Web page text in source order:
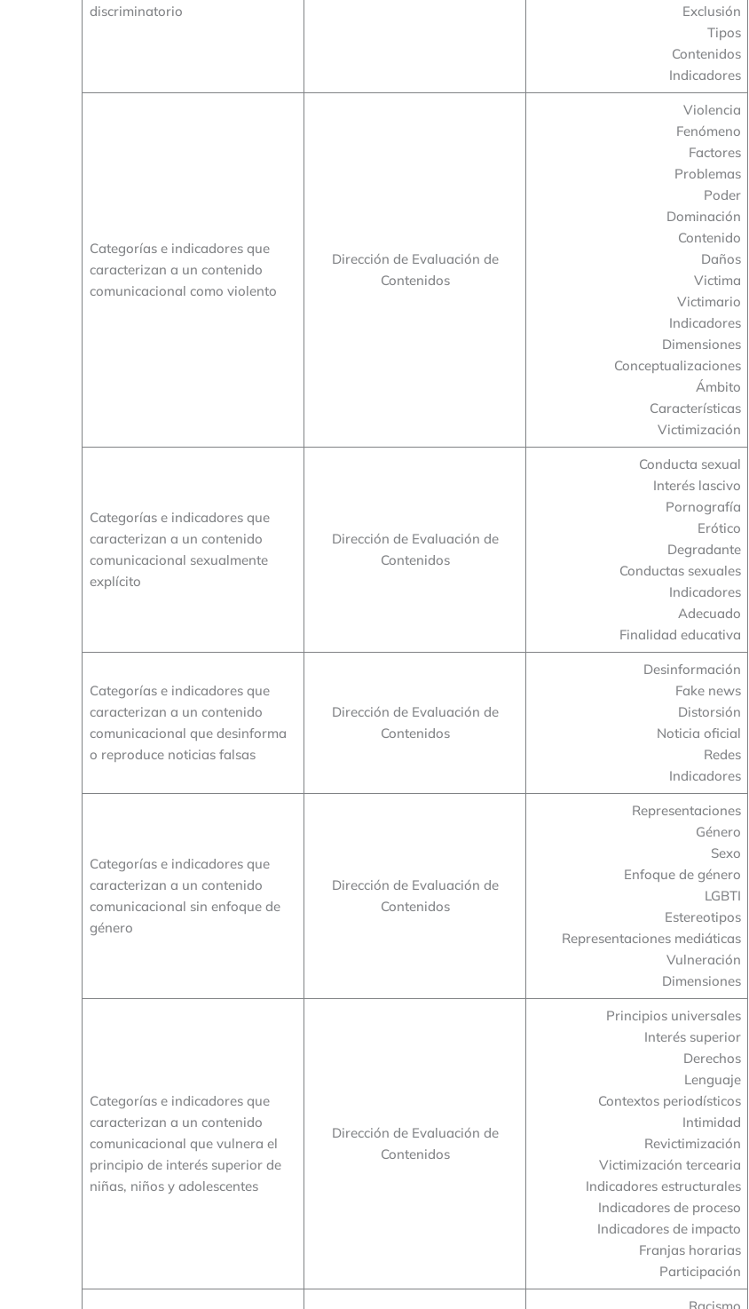
discriminatorio
Exclusión
Tipos
Contenidos
Indicadores
Categorías e indicadores que
caracterizan a un contenido
comunicacional como violento
Dirección de Evaluación de
Contenidos
Violencia
Fenómeno
Factores
Problemas
Poder
Dominación
Contenido
Daños
Victima
Victimario
Indicadores
Dimensiones
Conceptualizaciones
Ámbito
Características
Victimización
Categorías e indicadores que
caracterizan a un contenido
comunicacional sexualmente
explícito
Dirección de Evaluación de
Contenidos
Conducta sexual
Interés lascivo
Pornografía
Erótico
Degradante
Conductas sexuales
Indicadores
Adecuado
Finalidad educativa
Categorías e indicadores que
caracterizan a un contenido
comunicacional que desinforma
o reproduce noticias falsas
Dirección de Evaluación de
Contenidos
Desinformación
Fake news
Distorsión
Noticia oficial
Redes
Indicadores
Categorías e indicadores que
caracterizan a un contenido
comunicacional sin enfoque de
género
Dirección de Evaluación de
Contenidos
Representaciones
Género
Sexo
Enfoque de género
LGBTI
Estereotipos
Representaciones mediáticas
Vulneración
Dimensiones
Categorías e indicadores que
caracterizan a un contenido
comunicacional que vulnera el
principio de interés superior de
niñas, niños y adolescentes
Dirección de Evaluación de
Contenidos
Principios universales
Interés superior
Derechos
Lenguaje
Contextos periodísticos
Intimidad
Revictimización
Victimización tercearia
Indicadores estructurales
Indicadores de proceso
Indicadores de impacto
Franjas horarias
Participación